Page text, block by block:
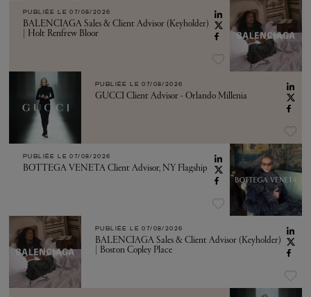
PUBLIÉE LE 07/08/2026
BALENCIAGA Sales & Client Advisor (Keyholder)
| Holt Renfrew Bloor
PUBLIÉE LE 07/08/2026
GUCCI Client Advisor - Orlando Millenia
PUBLIÉE LE 07/08/2026
BOTTEGA VENETA Client Advisor, NY Flagship
PUBLIÉE LE 07/08/2026
BALENCIAGA Sales & Client Advisor (Keyholder)
| Boston Copley Place